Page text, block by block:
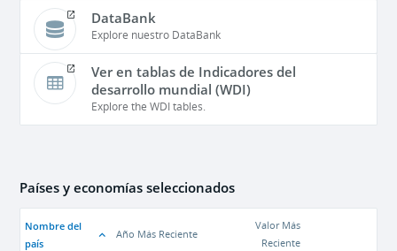
DataBank
Explore nuestro DataBank
Ver en tablas de Indicadores del
desarrollo mundial (WDI)
Explore the WDI tables.
Países y economías seleccionados
Nombre del
país
Año Más Reciente
Valor Más
Reciente